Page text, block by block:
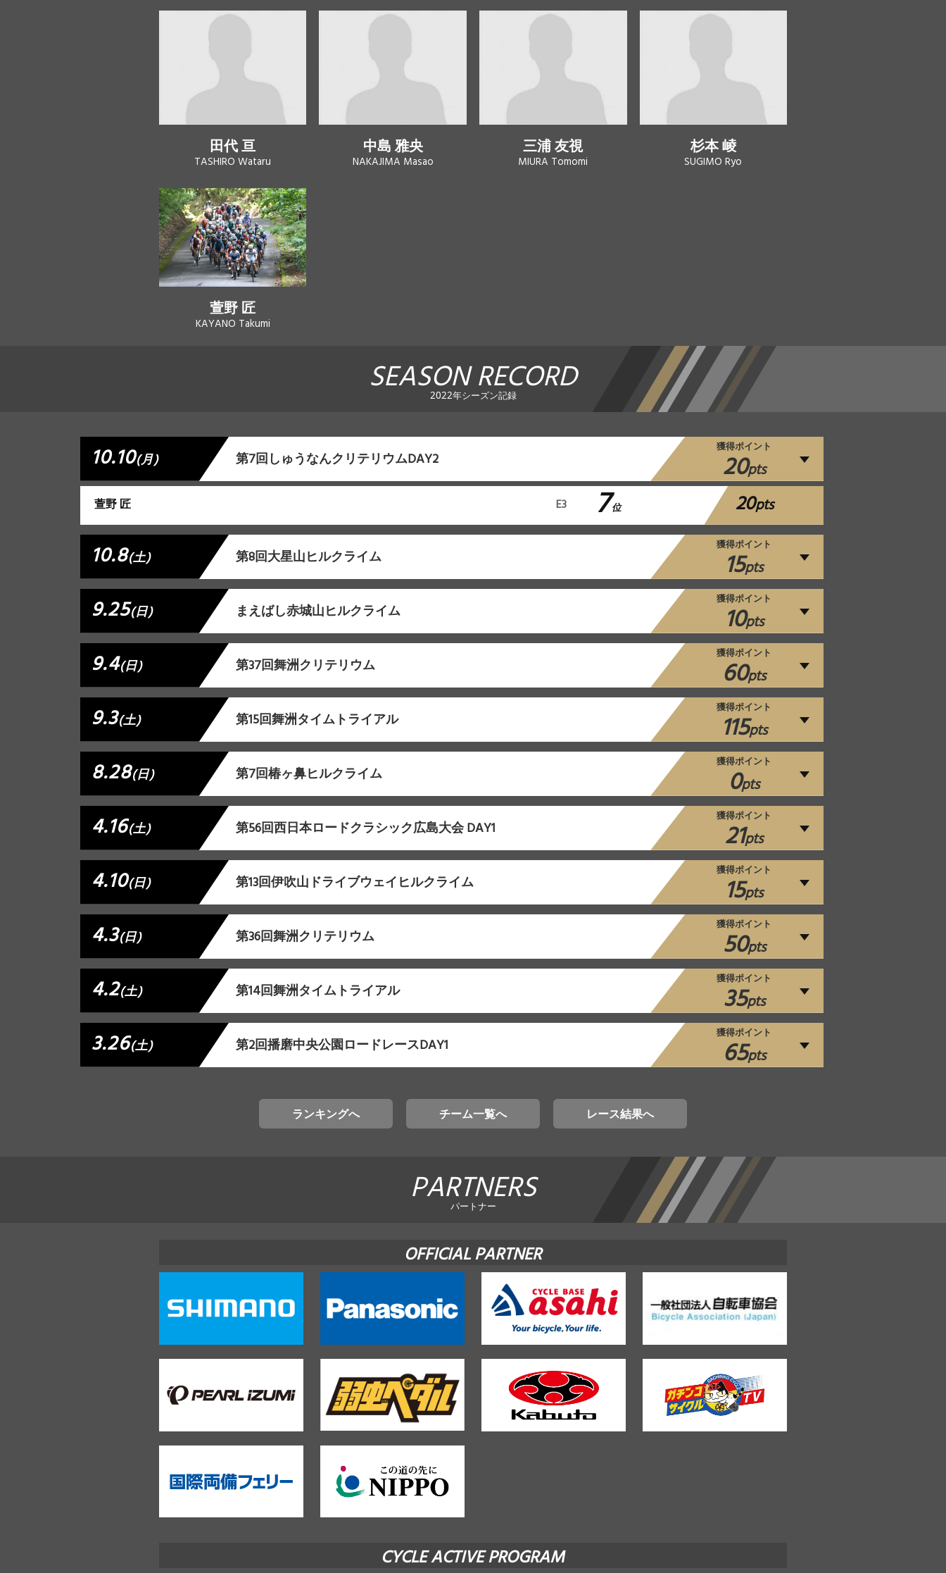
田代 亘
TASHIRO Wataru
中島 雅央
NAKAJIMA Masao
三浦 友視
MIURA Tomomi
杉本 崚
SUGIMO Ryo
萱野 匠
KAYANO Takumi
SEASON RECORD
2022年シーズン記録
10.10(月) 第7回しゅうなんクリテリウムDAY2
獲得ポイント
20pts
萱野 匠 E3 7 位 20pts
10.8(土) 第8回大星山ヒルクライム
獲得ポイント
15pts
9.25(日) まえばし赤城山ヒルクライム
獲得ポイント
10pts
9.4(日) 第37回舞洲クリテリウム
獲得ポイント
60pts
9.3(土) 第15回舞洲タイムトライアル
獲得ポイント
115pts
8.28(日) 第7回椿ヶ鼻ヒルクライム
獲得ポイント
0pts
4.16(土) 第56回西日本ロードクラシック広島大会 DAY1
獲得ポイント
21pts
4.10(日) 第13回伊吹山ドライブウェイヒルクライム
獲得ポイント
15pts
4.3(日) 第36回舞洲クリテリウム
獲得ポイント
50pts
4.2(土) 第14回舞洲タイムトライアル
獲得ポイント
35pts
3.26(土) 第2回播磨中央公園ロードレースDAY1
獲得ポイント
65pts
ランキングへ チーム一覧へ レース結果へ
PARTNERS
パートナー
OFFICIAL PARTNER
CYCLE ACTIVE PROGRAM